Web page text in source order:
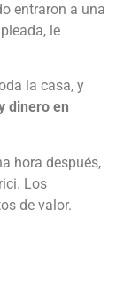
entraron a una
le
la casa, y
dinero en
hora después,
Los
de valor.